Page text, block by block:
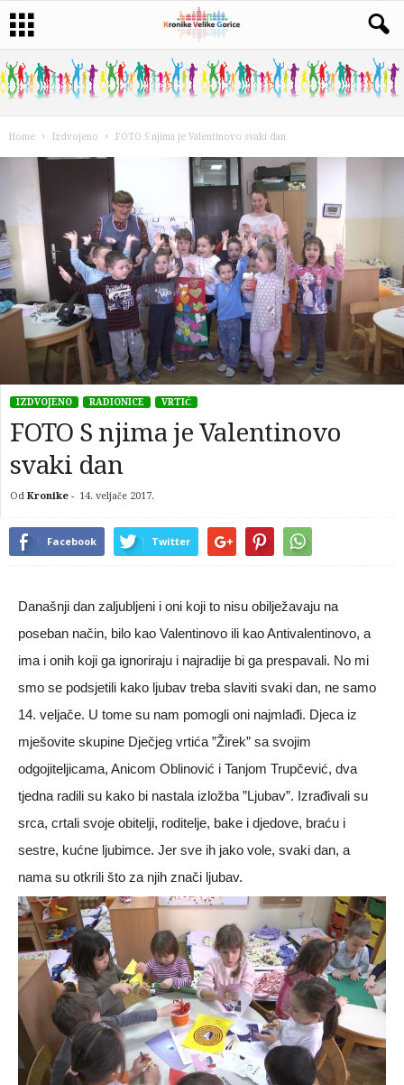
Home Izdvojeno FOTO S njima je Valentinovo svaki dan
IZDVOJENO RADIONICE VRTIĆ
FOTO S njima je Valentinovo
svaki dan
Od Kronike - 14. veljače 2017.
Facebook Twitter
Današnji dan zaljubljeni i oni koji to nisu obilježavaju na
poseban način, bilo kao Valentinovo ili kao Antivalentinovo, a
ima i onih koji ga ignoriraju i najradije bi ga prespavali. No mi
smo se podsjetili kako ljubav treba slaviti svaki dan, ne samo
14. veljače. U tome su nam pomogli oni najmlađi. Djeca iz
mješovite skupine Dječjeg vrtića ”Žirek” sa svojim
odgojiteljicama, Anicom Oblinović i Tanjom Trupčević, dva
tjedna radili su kako bi nastala izložba ”Ljubav”. Izrađivali su
srca, crtali svoje obitelji, roditelje, bake i djedove, braću i
sestre, kućne ljubimce. Jer sve ih jako vole, svaki dan, a
nama su otkrili što za njih znači ljubav.